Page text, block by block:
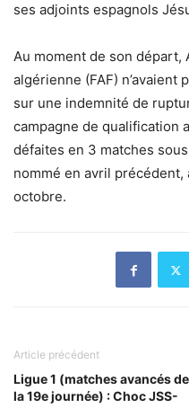
ses adjoints espagnols
Au moment de son départ,
algérienne (FAF) n’avaient
sur une indemnité de
campagne de qualification
défaites en 3 matches
nommé en avril précédent,
octobre.
Article précédent
Ligue 1 (matches avancés de
la 19e journée) : Choc JSS-